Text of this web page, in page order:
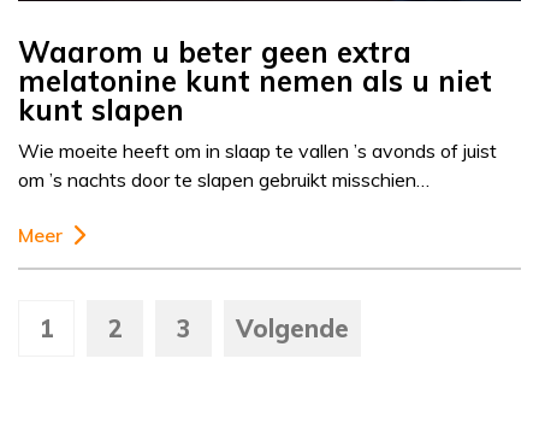
Waarom u beter geen extra
melatonine kunt nemen als u niet
kunt slapen
Wie moeite heeft om in slaap te vallen ’s avonds of juist
om ’s nachts door te slapen gebruikt misschien…
Meer
1 2 3 Volgende